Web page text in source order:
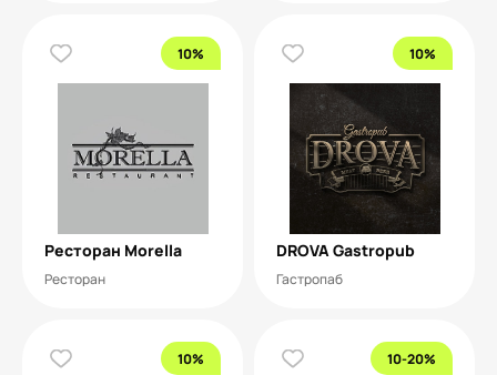
10%
Ресторан Morella
Ресторан
10%
DROVA Gastropub
Гастропаб
10% 10-20%